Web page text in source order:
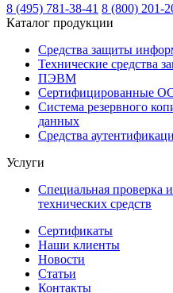
8 (495) 781-38-41 8 (800) 201-
Каталог продукции
Средства защиты
Технические средства
ПЭВМ
Сертифицированные
Система резервного
данных
Средства
Услуги
Специальная проверка
технических средств
Сертификаты
Наши клиенты
Новости
Статьи
Контакты